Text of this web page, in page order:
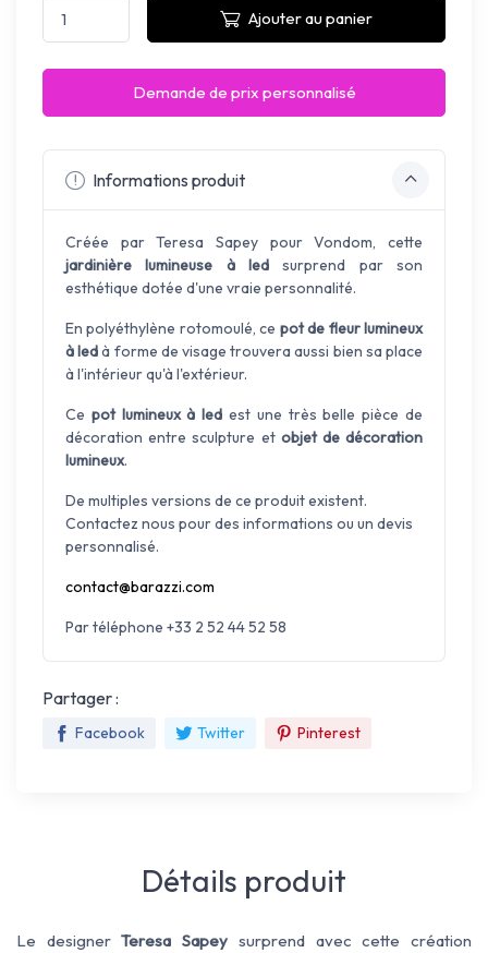
Ajouter au panier
Demande de prix personnalisé
Informations produit
Créée par Teresa Sapey pour Vondom, cette
jardinière lumineuse à led surprend par son
esthétique dotée d'une vraie personnalité.
En polyéthylène rotomoulé, ce pot de fleur lumineux
à ledà forme de visage trouvera aussi bien sa place
à l'intérieur qu'à l'extérieur.
Ce pot lumineux à led est une très belle pièce de
décoration entre sculpture et objet de décoration
lumineux.
De multiples versions de ce produit existent.
Contactez nous pour des informations ou un devis
personnalisé.
contact@barazzi.com
Par téléphone +33 2 52 44 52 58
Partager :
Facebook Twitter Pinterest
Détails produit
Le designerTeresa Sapey surprend avec cette création